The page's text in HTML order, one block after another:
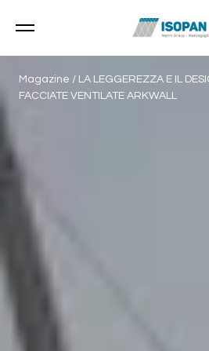
Magazine / LA LEGGEREZZA E IL
FACCIATE VENTILATE ARKWALL